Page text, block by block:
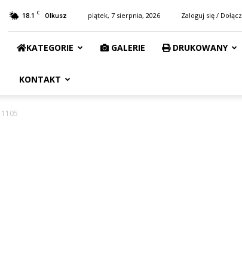
18.1 C Olkusz piątek, 7 sierpnia, 2026 Zaloguj się / Dołącz
KATEGORIE GALERIE DRUKOWANY
KONTAKT